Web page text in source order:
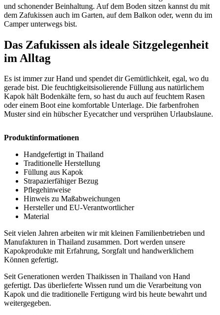
und schonender Beinhaltung. Auf dem Boden sitzen kannst du mit
dem Zafukissen auch im Garten, auf dem Balkon oder, wenn du im
Camper unterwegs bist.
Das Zafukissen als ideale Sitzgelegenheit
im Alltag
Es ist immer zur Hand und spendet dir Gemütlichkeit, egal, wo du
gerade bist. Die feuchtigkeitsisolierende Füllung aus natürlichem
Kapok hält Bodenkälte fern, so hast du auch auf feuchtem Rasen
oder einem Boot eine komfortable Unterlage. Die farbenfrohen
Muster sind ein hübscher Eyecatcher und versprühen Urlaubslaune.
Produktinformationen
Handgefertigt in Thailand
Traditionelle Herstellung
Füllung aus Kapok
Strapazierfähiger Bezug
Pflegehinweise
Hinweis zu Maßabweichungen
Hersteller und EU-Verantwortlicher
Material
Seit vielen Jahren arbeiten wir mit kleinen Familienbetrieben und
Manufakturen in Thailand zusammen. Dort werden unsere
Kapokprodukte mit Erfahrung, Sorgfalt und handwerklichem
Können gefertigt.
Seit Generationen werden Thaikissen in Thailand von Hand
gefertigt. Das überlieferte Wissen rund um die Verarbeitung von
Kapok und die traditionelle Fertigung wird bis heute bewahrt und
weitergegeben.